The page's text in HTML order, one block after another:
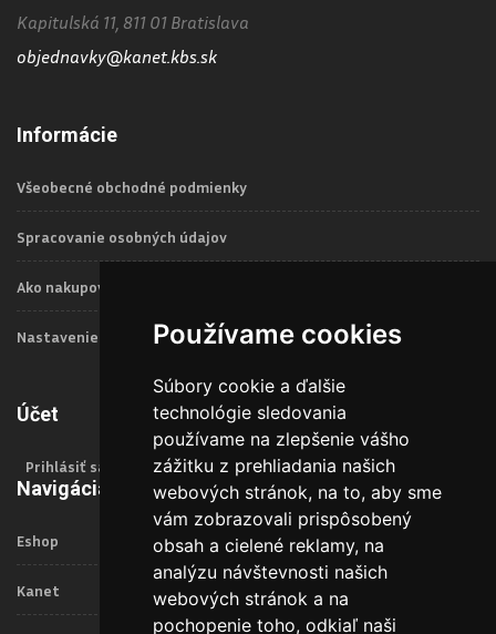
Používame cookies
Súbory cookie a ďalšie
technológie sledovania
používame na zlepšenie vášho
zážitku z prehliadania našich
webových stránok, na to, aby sme
vám zobrazovali prispôsobený
obsah a cielené reklamy, na
analýzu návštevnosti našich
webových stránok a na
pochopenie toho, odkiaľ naši
Kapitulská 11, 811 01 Bratislava
objednavky@kanet.kbs.sk
Informácie
Všeobecné obchodné podmienky
Spracovanie osobných údajov
Ako nakupovať
Nastavenie Cookies
Účet
Prihlásiť sa
Navigácia
Eshop
Kanet